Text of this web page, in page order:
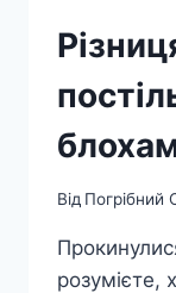
Від Погрібний
розумієте,